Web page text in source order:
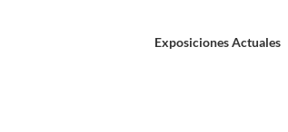
Exposiciones Actuales